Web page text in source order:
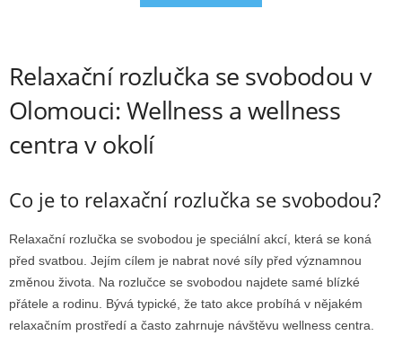
Relaxační rozlučka se svobodou v
Olomouci: Wellness a wellness
centra v okolí
Co je to relaxační rozlučka se svobodou?
Relaxační rozlučka se svobodou je speciální akcí, která se koná
před svatbou. Jejím cílem je nabrat nové síly před významnou
změnou života. Na rozlučce se svobodou najdete samé blízké
přátele a rodinu. Bývá typické, že tato akce probíhá v nějakém
relaxačním prostředí a často zahrnuje návštěvu wellness centra.